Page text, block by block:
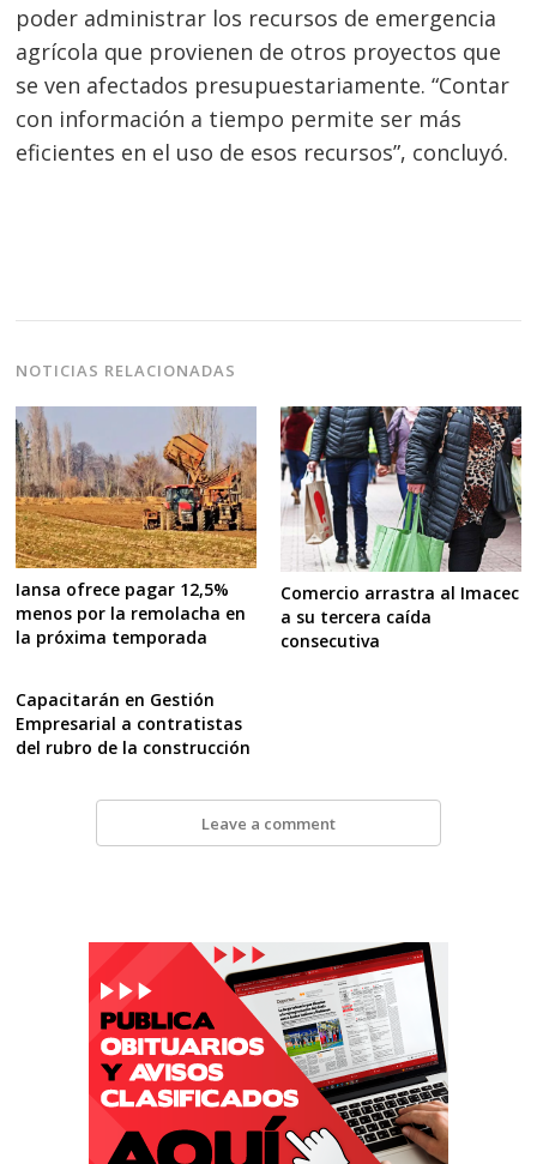
poder administrar los recursos de emergencia
agrícola que provienen de otros proyectos que
se ven afectados presupuestariamente. “Contar
con información a tiempo permite ser más
eficientes en el uso de esos recursos”, concluyó.
NOTICIAS RELACIONADAS
Iansa ofrece pagar 12,5%
menos por la remolacha en
la próxima temporada
Comercio arrastra al Imacec
a su tercera caída
consecutiva
Capacitarán en Gestión
Empresarial a contratistas
del rubro de la construcción
Leave a comment